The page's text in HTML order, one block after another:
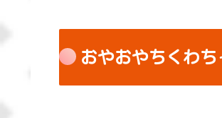
おやおやちくわ